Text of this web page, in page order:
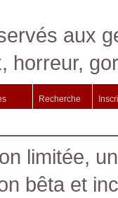
aux
horreur,
Recherche
limitée,
bêta et